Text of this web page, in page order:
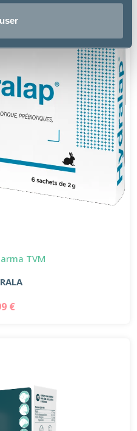
TVM
€